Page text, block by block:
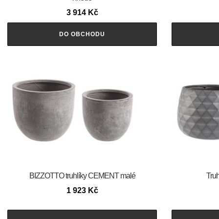
3 914 Kč
DO OBCHODU
BIZZOTTO truhlíky CEMENT malé
1 923 Kč